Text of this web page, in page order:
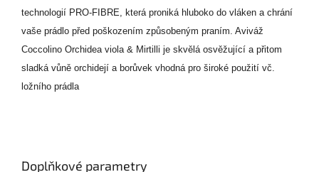
technologií PRO-FIBRE, která proniká hluboko do vláken a chrání
vaše prádlo před poškozením způsobeným praním. Aviváž
Coccolino Orchidea viola & Mirtilli je skvělá osvěžující a přitom
sladká vůně orchidejí a borůvek vhodná pro široké použití vč.
ložního prádla
Doplňkové parametry